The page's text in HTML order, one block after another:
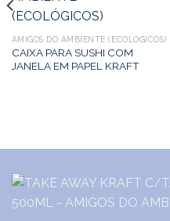
AMIGOS DO AMBIENTE (ECOLÓGICOS)
CAIXA PARA SUSHI COM
JANELA EM PAPEL KRAFT